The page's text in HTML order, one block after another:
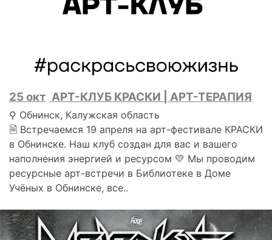
25 окт АРТ-КЛУБ КРАСКИ | АРТ-ТЕРАПИЯ
⚲ Обнинск, Калужская область
🗎 Встречаемся 19 апреля на арт-фестивале КРАСКИ
в Обнинске. Наш клуб создан для вас и вашего
наполнения энергией и ресурсом 💛 Мы проводим
ресурсные арт-встречи в Библиотеке в Доме
Учёных в Обнинске, все..